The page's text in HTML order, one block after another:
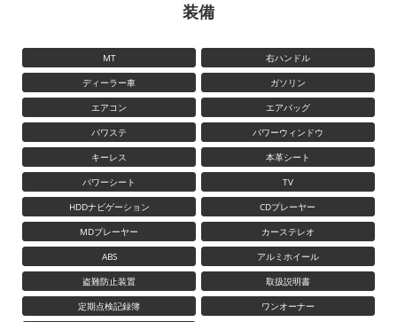
装備
MT
右ハンドル
ディーラー車
ガソリン
エアコン
エアバッグ
パワステ
パワーウィンドウ
キーレス
本革シート
パワーシート
TV
HDDナビゲーション
CDプレーヤー
MDプレーヤー
カーステレオ
ABS
アルミホイール
盗難防止装置
取扱説明書
定期点検記録簿
ワンオーナー